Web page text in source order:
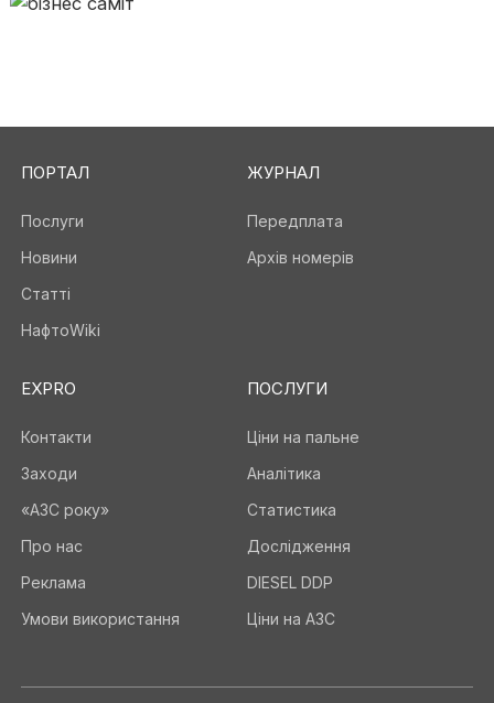
ПОРТАЛ
Послуги
Новини
Статті
НафтоWiki
ЖУРНАЛ
Передплата
Архів номерів
EXPRO
Контакти
Заходи
«АЗС року»
Про нас
Реклама
Умови використання
ПОСЛУГИ
Ціни на пальне
Аналітика
Статистика
Дослідження
DIESEL DDP
Ціни на АЗС